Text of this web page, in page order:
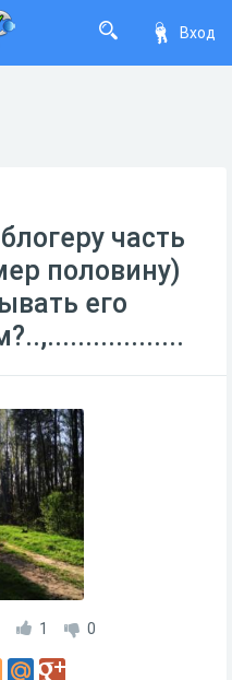
Вход
часть
половину)
его
1 0